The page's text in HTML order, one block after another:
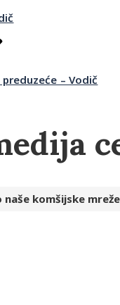
– Vodič
naše komšijske